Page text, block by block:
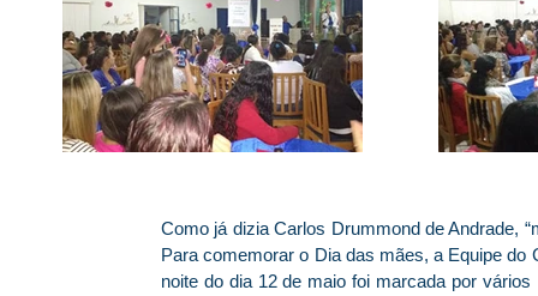
Como já dizia Carlos Drummond de Andrade,
Para comemorar o Dia das mães, a Equipe do
noite do dia 12 de maio foi marcada por